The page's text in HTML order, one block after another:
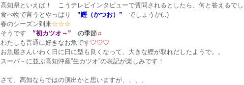
高知県といえば！ こうテレビインタビューで質問されるとしたら、何と答えるでし
食べ物で言うとやっぱり ”鰹（かつお）” でしょうか(..)
春のシーズン到来☆☆☆
そうです
”初カツオ～” の季節♫
わたしも普通に好きなお魚です♡♡♡
お魚屋さんいわく日に日に型も良くなって、大きな鰹が取れだしたようで。。
スーパ－に並ぶ高知沖産”生カツオ”の表記が楽しみです！
さて、高知ならではの演出かと思いますが、、、、